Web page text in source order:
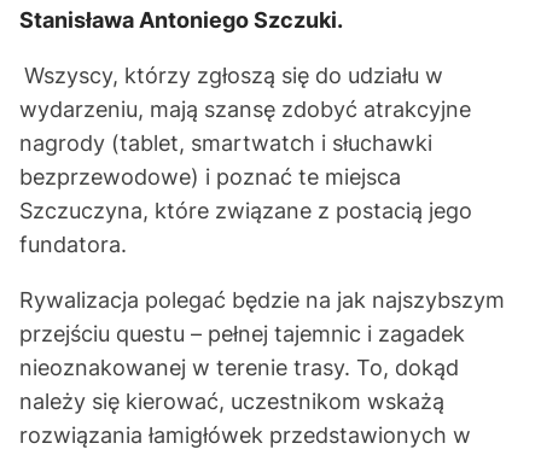
Stanisława Antoniego Szczuki.
Wszyscy, którzy zgłoszą się do udziału w
wydarzeniu, mają szansę zdobyć atrakcyjne
nagrody (tablet, smartwatch i słuchawki
bezprzewodowe) i poznać te miejsca
Szczuczyna, które związane z postacią jego
fundatora.
Rywalizacja polegać będzie na jak najszybszym
przejściu questu – pełnej tajemnic i zagadek
nieoznakowanej w terenie trasy. To, dokąd
należy się kierować, uczestnikom wskażą
rozwiązania łamigłówek przedstawionych w